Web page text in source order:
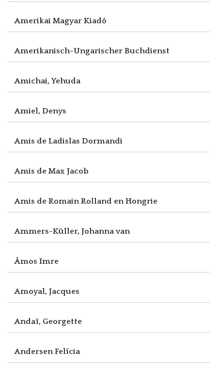
Amerikai Magyar Kiadó
Amerikanisch-Ungarischer Buchdienst
Amichai, Yehuda
Amiel, Denys
Amis de Ladislas Dormandi
Amis de Max Jacob
Amis de Romain Rolland en Hongrie
Ammers-Küller, Johanna van
Ámos Imre
Amoyal, Jacques
Andaï, Georgette
Andersen Felícia